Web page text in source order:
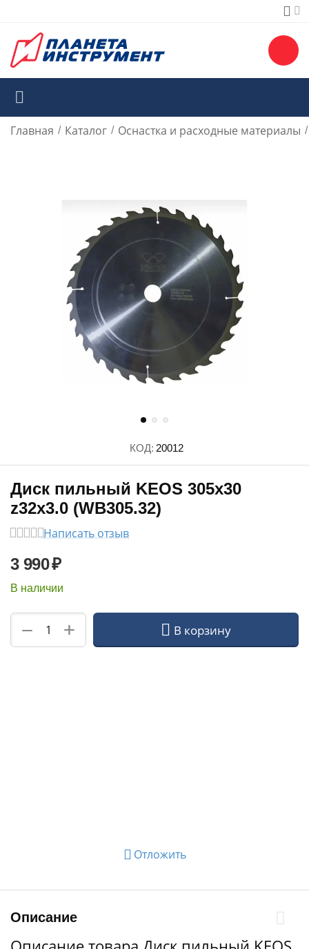
Главная / Каталог / Оснастка и расходные материалы /
КОД: 20012
Диск пильный KEOS 305x30
z32x3.0 (WB305.32)
Написать отзыв
3 990₽
В наличии
+
− В корзину
Отложить
Описание